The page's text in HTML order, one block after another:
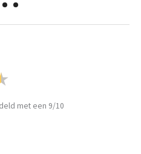
met een 9/10